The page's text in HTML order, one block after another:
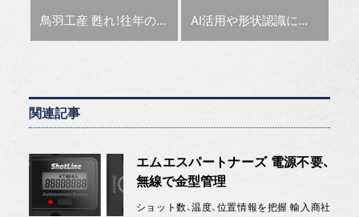
前の記事 :
鳥羽工産 甦れ！往年の名車たち【金型の底力】 次の記事 :
AI活用や形状認識による設計支援 塩田聖一氏（C&Gシステムズ 社長）【この人に聞く】
関連記事
エムエスパートナーズ 電源不要、
無線で金型管理
ショット数、温度、位置情報を把握 輸入商社